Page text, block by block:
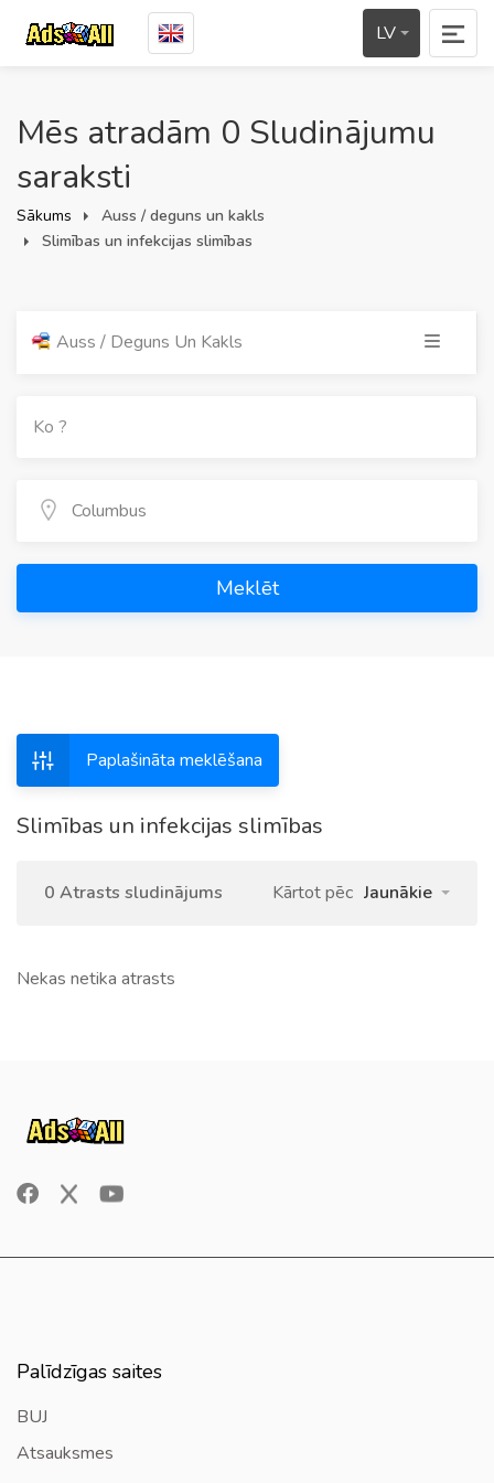
LV
Mēs atradām 0 Sludinājumu
saraksti
Sākums
Auss / deguns un kakls
Slimības un infekcijas slimības
Auss / Deguns Un Kakls
Meklēt
Paplašināta meklēšana
Slimības un infekcijas slimības
0 Atrasts sludinājums Kārtot pēc Jaunākie
Nekas netika atrasts
Palīdzīgas saites
BUJ
Atsauksmes